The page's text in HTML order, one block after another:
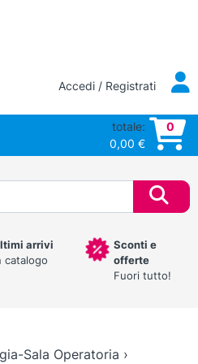
Accedi / Registrati
totale:
0,00 €
0
arrivi
catalogo
Sconti e
offerte
Fuori tutto!
Sala Operatoria ›